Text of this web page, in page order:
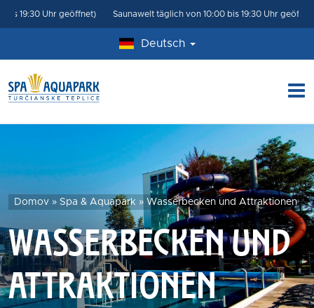
Uhr geöffnet) Saunawelt täglich von 10:00 bis 19:30 Uhr geöffnet.
Deutsch
Domov » Spa & Aquapark » Wasserbecken und Attraktionen
WASSERBECKEN UND
ATTRAKTIONEN